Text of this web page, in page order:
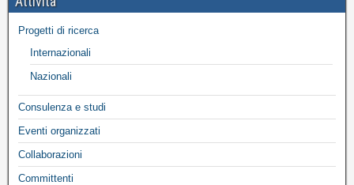
Progetti di ricerca
Internazionali
Nazionali
Consulenza e studi
Eventi organizzati
Collaborazioni
Committenti